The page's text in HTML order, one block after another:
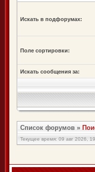
Искать в подфорумах:
Поле сортировки:
Искать сообщения за:
Список форумов »
Текущее время: 09 авг 2026,